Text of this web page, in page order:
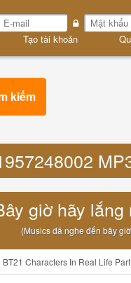
Tạo tài khoản
kiếm
giờ hãy lắng
(Musics đã nghe đến bây
BT21 Characters In Real Life Part 1 BTS AND BT21 방탄소년단 BT21 BT21아가들은 아빠조아 따라쟁